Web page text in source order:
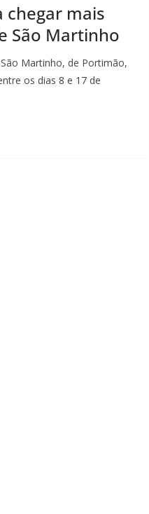
chegar mais
São Martinho
Martinho, de Portimão,
os dias 8 e 17 de